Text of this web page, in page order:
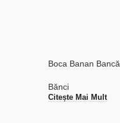
Boca Banan Bancă
Bănci
Citește Mai Mult